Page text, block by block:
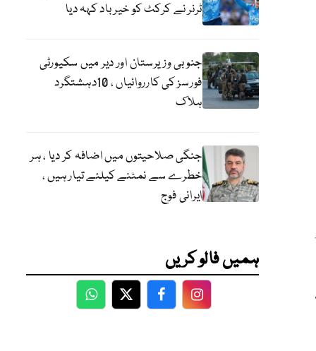
ٹرنر نے کرکٹ کو خیر باد کہہ دیا
جنوبی وزیرستان اور دیر میں سکیورٹی
فورسز کی کارروائیاں ، 10دہشتگرد
ہلاک
جنگی صلاحیتوں میں اضافہ کر دیا ، ہر
خطرے سے نمٹنے کیلئے تیار ہیں ،
ایرانی فوج
ہمیں فالو کریں
WhatsApp
TwitterFacebookFacebook